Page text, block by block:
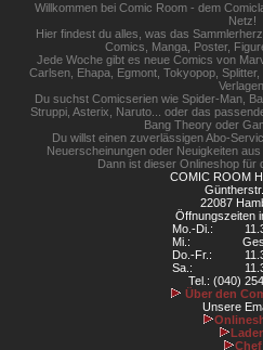
Willkommen bei Comic Room - dem
Netz!
Hier findest du alles, was das
Comics, Manga, Poster,
Jede Woche gibt es neue Comics von
Carlsen, Ehapa, Egmont, Tokyopop,
Verlagen.
Du suchst Comicserien wie Spider-Man,
Struppi, Asterix, Naruto... oder das
Bang Theory oder
Du willst einen zuverlässigen Abo-
Neuerscheinungen oder Neuigkeiten
Dann ist dieser Onlineshop für
COMIC ROOM
22087
Öffnungszeiten
Mo.-Di.:
Mi.:
Do.-Fr.:
Sa.:
Tel.: (040)
Über den
Unsere
Chef